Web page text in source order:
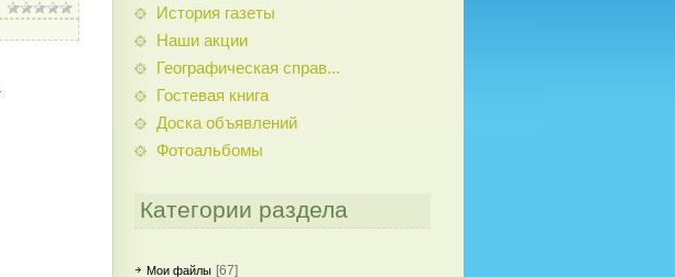
История газеты
Наши акции
Географическая справ...
Гостевая книга
Доска объявлений
Фотоальбомы
Категории раздела
Мои файлы [67]